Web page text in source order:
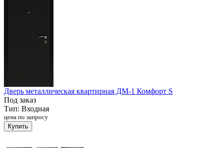
Дверь металлическая квартирная ДМ-1 Комфорт S
Под заказ
Тип: Входная
цена по запросу
Купить